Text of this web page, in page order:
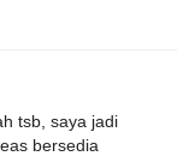
tsb, saya jadi
bersedia